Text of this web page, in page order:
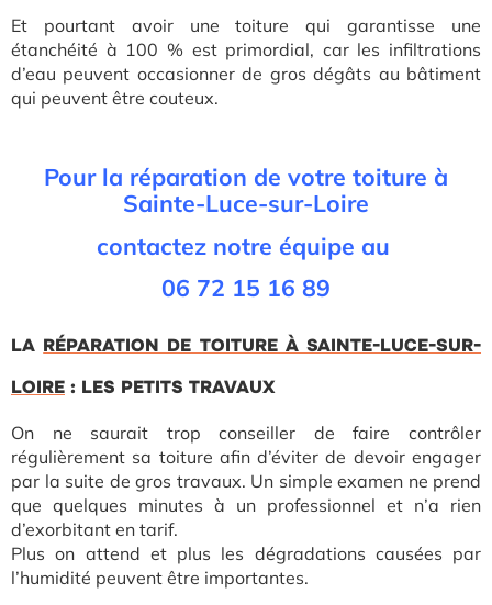
Et pourtant avoir une toiture qui garantisse une
étanchéité à 100 % est primordial, car les infiltrations
d’eau peuvent occasionner de gros dégâts au bâtiment
qui peuvent être couteux.
Pour la réparation de votre toiture à
Sainte-Luce-sur-Loire
contactez notre équipe au
06 72 15 16 89
LA RÉPARATION DE TOITURE À SAINTE-LUCE-SUR-
LOIRE : LES PETITS TRAVAUX
On ne saurait trop conseiller de faire contrôler
régulièrement sa toiture afin d’éviter de devoir engager
par la suite de gros travaux. Un simple examen ne prend
que quelques minutes à un professionnel et n’a rien
d’exorbitant en tarif.
Plus on attend et plus les dégradations causées par
l’humidité peuvent être importantes.